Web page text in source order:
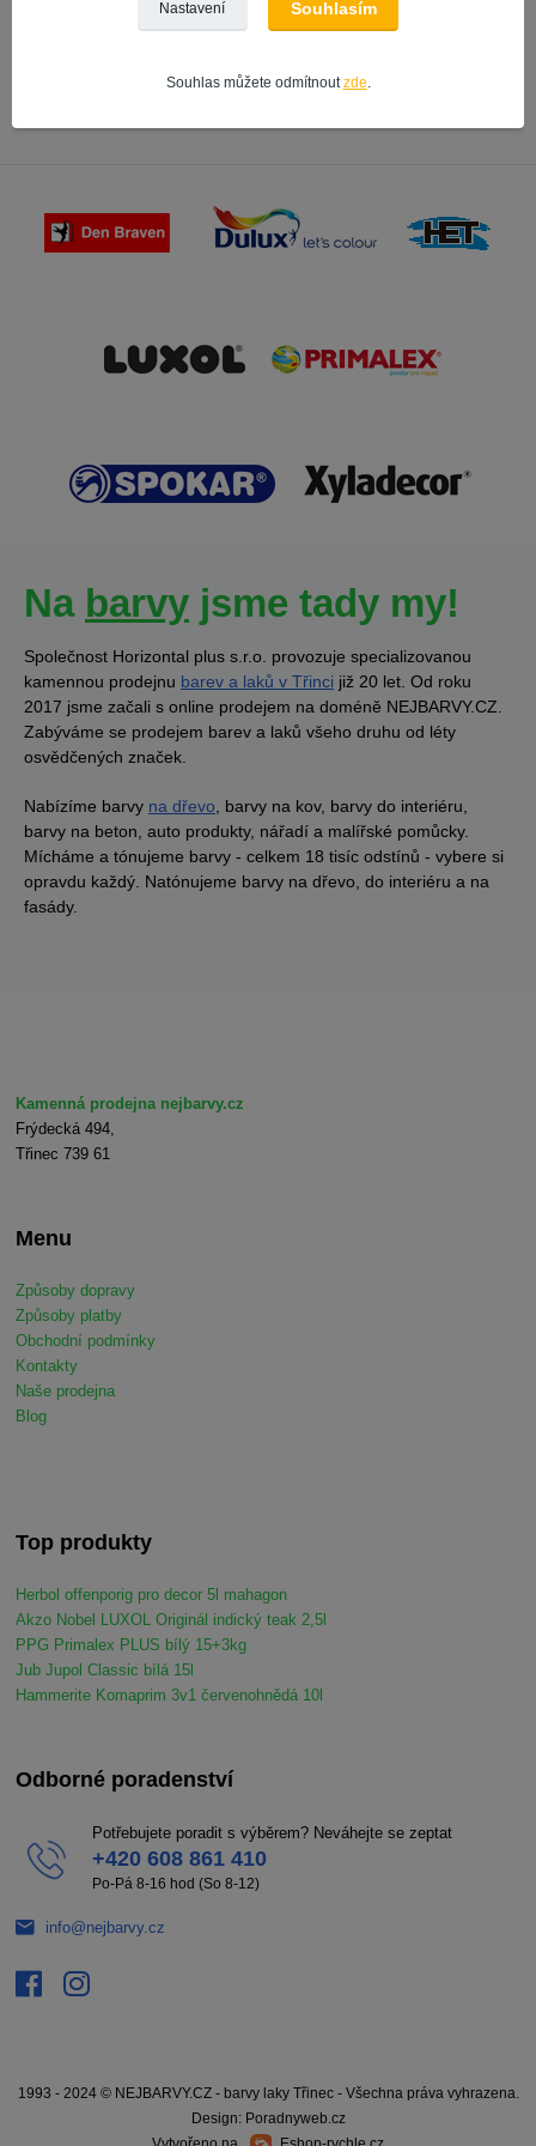
sádrové stěrky
Na barvy jsme tady my!
Společnost Horizontal plus s.r.o. provozuje specializovanou
kamennou prodejnu barev a laků v Třinci již 20 let. Od roku
2017 jsme začali s online prodejem na doméně NEJBARVY.CZ.
Zabýváme se prodejem barev a laků všeho druhu od léty
osvědčených značek.
Nabízíme barvy na dřevo , barvy na kov, barvy do interiéru,
barvy na beton, auto produkty, nářadí a malířské pomůcky.
Mícháme a tónujeme barvy - celkem 18 tisíc odstínů - vybere si
opravdu každý. Natónujeme barvy na dřevo, do interiéru a na
fasády.
Kamenná prodejna nejbarvy.cz
Frýdecká 494,
Třinec 739 61
Menu
Způsoby dopravy
Způsoby platby
Obchodní podmínky
Kontakty
Naše prodejna
Blog
Top produkty
Herbol offenporig pro decor 5l mahagon
Akzo Nobel LUXOL Originál indický teak 2,5l
PPG Primalex PLUS bílý 15+3kg
Jub Jupol Classic bílá 15l
Hammerite Komaprim 3v1 červenohnědá 10l
Odborné poradenství
Potřebujete poradit s výběrem? Neváhejte se zeptat
+420 608 861 410
Po-Pá 8-16 hod (So 8-12)
info@nejbarvy.cz
1993 - 2024 © NEJBARVY.CZ - barvy laky Třinec - Všechna práva vyhrazena.
Design: Poradnyweb.cz
Nastavení Souhlasím
Souhlas můžete odmítnout zde